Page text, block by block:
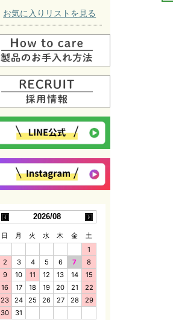
お気に入りリストを見る
2026/08
日 月 火 水 木 金
土
1
2
3 4 5 6 7
8
9
10 11 12 13 14
15
16
17 18 19 20 21
22
23
24 25 26 27 28
29
30
31